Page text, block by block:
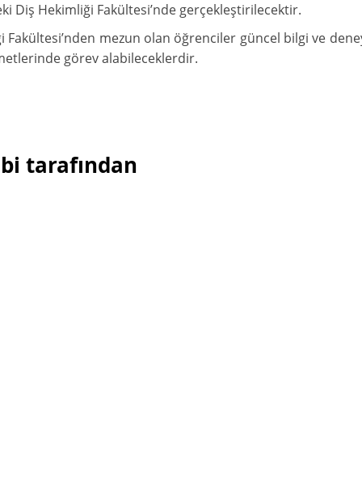
Diş Hekimliği Fakültesi’nde gerçekleştirilecektir.
Fakültesi’nden mezun olan öğrenciler güncel bilgi ve
görev alabileceklerdir.